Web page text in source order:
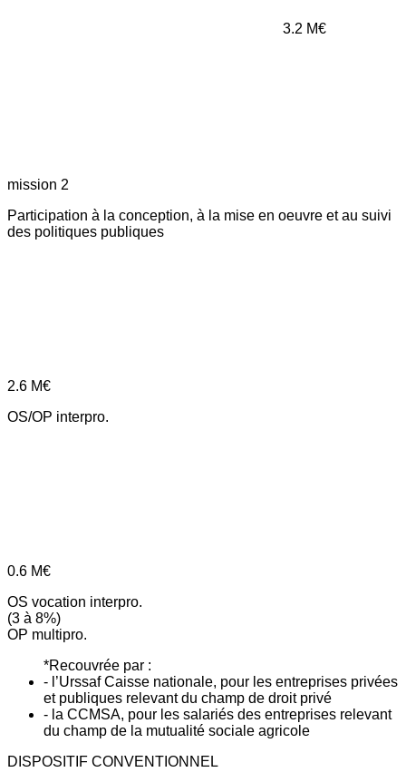
3.2 M€
mission 2
Participation à la conception, à la mise en oeuvre et au suivi
des politiques publiques
2.6 M€
OS/OP interpro.
0.6 M€
OS vocation interpro.
(3 à 8%)
OP multipro.
*Recouvrée par :
- l’Urssaf Caisse nationale, pour les entreprises privées
et publiques relevant du champ de droit privé
- la CCMSA, pour les salariés des entreprises relevant
du champ de la mutualité sociale agricole
DISPOSITIF CONVENTIONNEL